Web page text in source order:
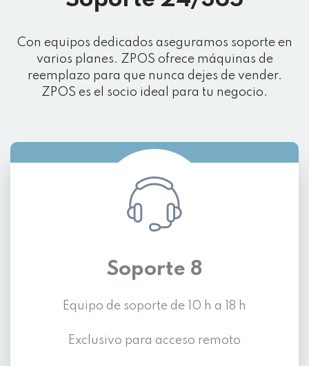
Con equipos dedicados aseguramos soporte en
varios planes. ZPOS ofrece máquinas de
reemplazo para que nunca dejes de vender.
ZPOS es el socio ideal para tu negocio.
Soporte 8
Equipo de soporte de 10 h a 18 h
Exclusivo para acceso remoto